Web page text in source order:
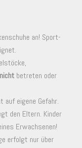
an! Sport-
nichtbetreten oder
auf eigene Gefahr.
den Eltern. Kinder
Erwachsenen!
erfolgt nur über